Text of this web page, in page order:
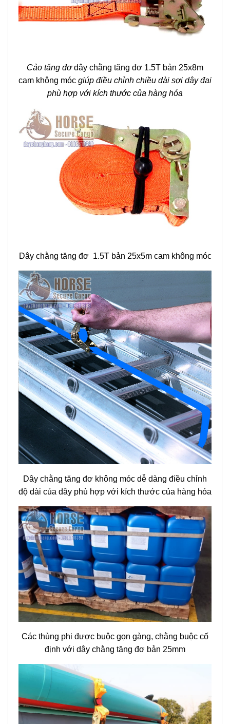
Cảo tăng đơdây chằng tăng đơ 1.5T bản 25x8m
cam không móc giúp điều chỉnh chiều dài sợi dây đai
phù hợp với kích thước của hàng hóa
Dây chằng tăng đơ 1.5T bản 25x5m cam không móc
Dây chằng tăng đơ không móc dễ dàng điều chỉnh
độ dài của dây phù hợp với kích thước của hàng hóa
Các thùng phi được buộc gọn gàng, chằng buộc cố
định với dây chằng tăng đơ bản 25mm